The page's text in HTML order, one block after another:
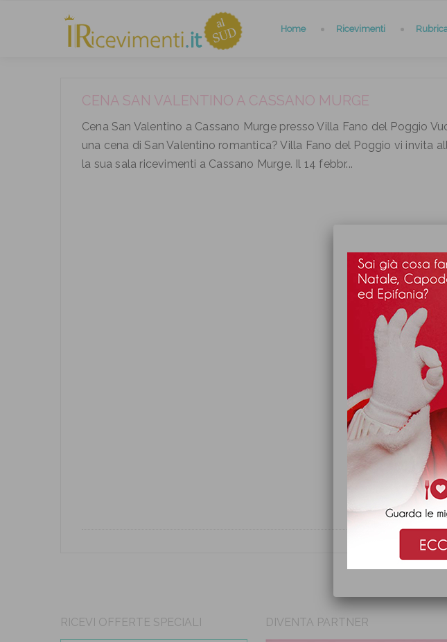
Home Ricevimenti
CENA SAN VALENTINO A CASSANO MURGE
Cena San Valentino a Cassano Murge presso Villa Fano del Poggio
una cena di San Valentino romantica? Villa Fano del Poggio vi invita
la sua sala ricevimenti a Cassano Murge. Il 14 febbr...
RICEVI OFFERTE SPECIALI DIVENTA PARTNER